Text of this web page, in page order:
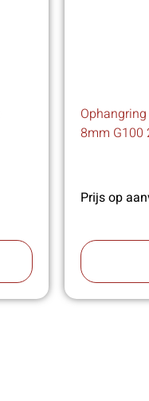
8mm G100
Prijs op